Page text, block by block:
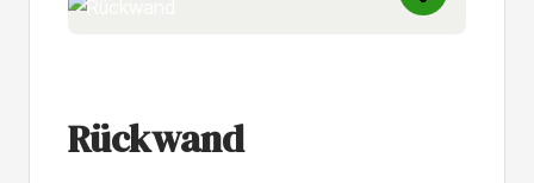
Rückwand